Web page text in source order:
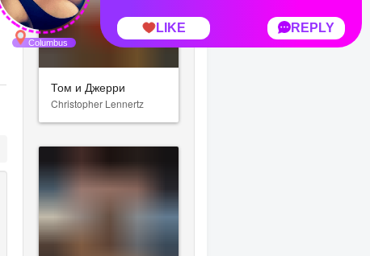
Том и Джерри
Christopher Lennertz